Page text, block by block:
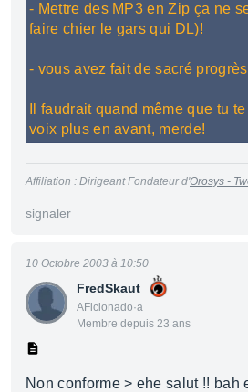
- Mettre des MP3 en Zip ça ne
faire chier le gars qui DL)!
- vous avez fait de sacré
Il faudrait quand même que tu
voix plus en avant, merde!
Affiliation : Dirigeant Fondateur d'Orosys -
signaler
FredSkaut
AFicionado·a
Membre depuis 23 ans
10 Octobre 2003 à 10:50
Non conforme > ehe salut !! bah